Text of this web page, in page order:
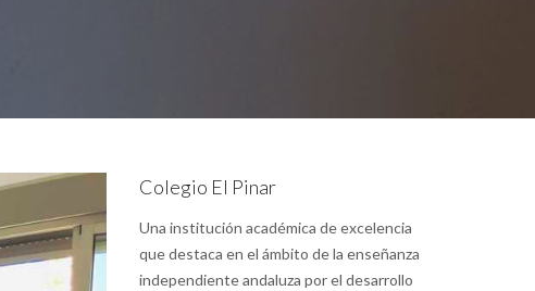
Colegio El Pinar
Una institución académica de excelencia
que destaca en el ámbito de la enseñanza
independiente andaluza por el desarrollo